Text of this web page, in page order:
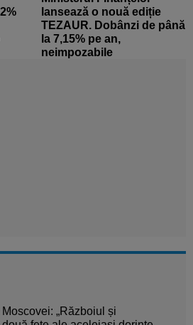
lansează o nouă ediție
TEZAUR. Dobânzi de până
la 7,15% pe an,
neimpozabile
„Războiul și